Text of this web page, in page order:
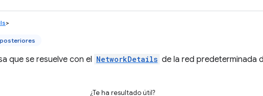
>
que se resuelve con el NetworkDetails de la red predeterminada
¿Te ha resultado útil?